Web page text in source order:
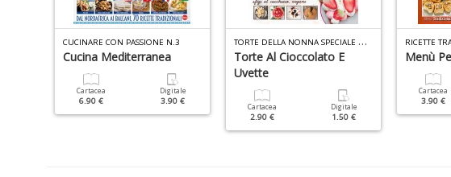
CUCINARE CON PASSIONE N.3
Cucina Mediterranea
Cartacea
6.90 €
Digitale
3.90 €
T
ORTE DELLA NONNA SPECIALE DOLCI N.1
Torte Al Cioccolato E
Uvette
Cartacea
2.90 €
Digitale
1.50 €
Menù
Cartacea
3.90 €